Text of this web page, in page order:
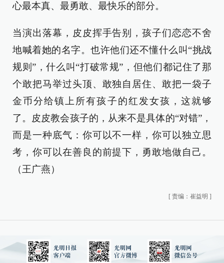
心最本真、最勇敢、最快乐的部分。
当演出落幕，皮皮挥手告别，孩子们恋恋不舍
地喊着她的名字。也许他们还不懂什么叫“挑战
规则”，什么叫“打破常规”，但他们都记住了那
个敢把马举过头顶、敢独自居住、敢把一袋子
金币分给镇上所有孩子的红发女孩，这就够
了。皮皮教会孩子的，从来不是具体的“对错”，
而是一种底气：你可以不一样，你可以独立思
考，你可以在善良的前提下，勇敢地做自己。
（王广燕）
[ 责编：崔益明 ]